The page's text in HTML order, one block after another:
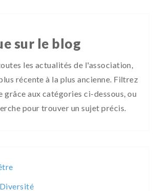
sur le blog
les actualités de l'association,
récente à la plus ancienne. Filtrez
grâce aux catégories ci-dessous, ou
pour trouver un sujet précis.